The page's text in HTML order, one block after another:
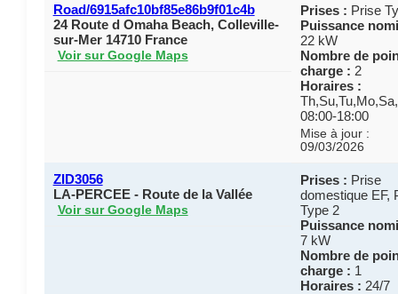
Road/6915afc10bf85e86b9f01c4b
24 Route d Omaha Beach, Colleville-
sur-Mer 14710 France
Voir sur Google Maps
Prises : Prise
Puissance
22 kW
Nombre de
charge : 2
Horaires :
08:00-18:00
Mise à jour :
09/03/2026
ZID3056
LA-PERCEE - Route de la Vallée
Voir sur Google Maps
Prises : Prise
domestique EF,
Type 2
Puissance
7 kW
Nombre de
charge : 1
Horaires : 24/7